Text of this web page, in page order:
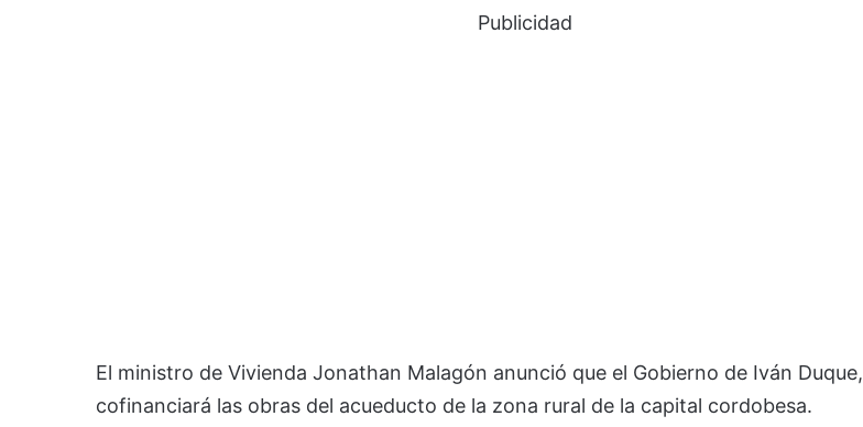
Publicidad
El ministro de Vivienda Jonathan Malagón anunció que el Gobierno de Iván Duque,
cofinanciará las obras del acueducto de la zona rural de la capital cordobesa.